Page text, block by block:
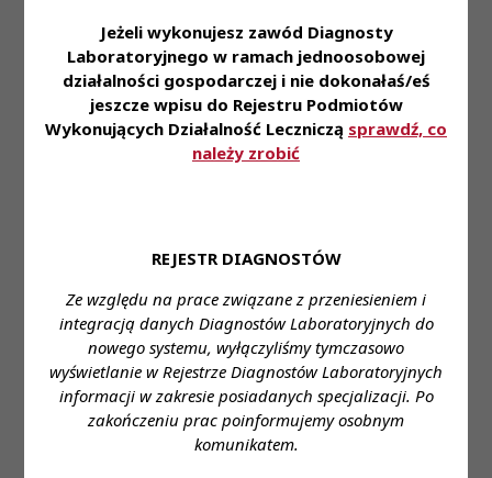
Jeżeli wykonujesz zawód Diagnosty
Laboratoryjnego w ramach jednoosobowej
działalności gospodarczej i nie dokonałaś/eś
jeszcze wpisu do Rejestru Podmiotów
Wykonujących Działalność Leczniczą sprawdź, co
należy zrobić
REJESTR DIAGNOSTÓW
Ze względu na prace związane z przeniesieniem i
integracją danych Diagnostów Laboratoryjnych do
nowego systemu, wyłączyliśmy tymczasowo
wyświetlanie w Rejestrze Diagnostów Laboratoryjnych
informacji w zakresie posiadanych specjalizacji. Po
zakończeniu prac poinformujemy osobnym
komunikatem.
kafeteryjnej - Ty wybierasz benefity w ramach
przyznawanej co miesiąc puli punktów - Program
Poleceń Pracowniczych z nagrodami finansowymi -
Pracę w komfortowej i bezpiecznej przestrzeni -
Doskonałą atmosferę każdego dnia
Wymagane wykształcenie:Wyższe kierunkowe
czynne prawo wykonywania zawodu
Proponowane wynagrodzenie: Gwarantowane
ustawowe wynagrodzenie
Forma zatrudnienia:Umowa o pracę lub umowa